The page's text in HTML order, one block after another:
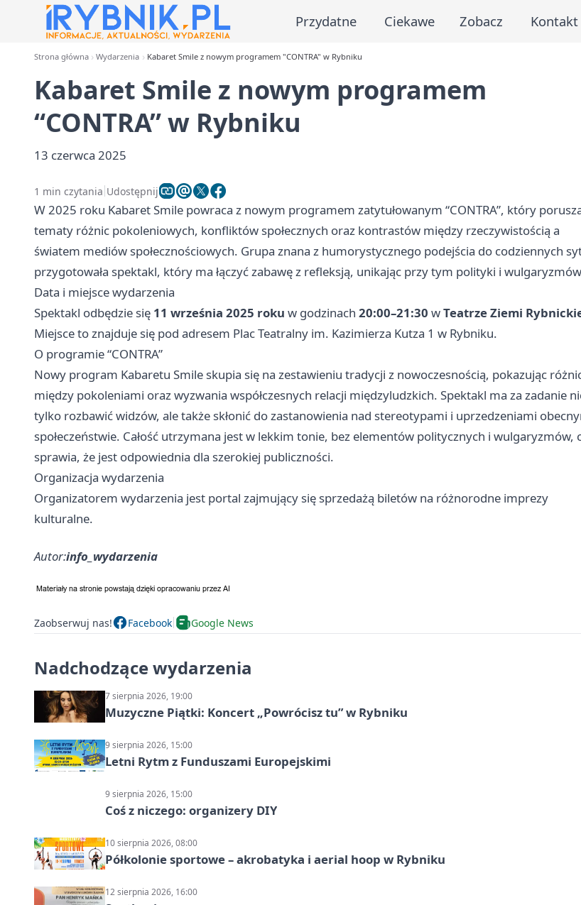
Przydatne Ciekawe Zobacz Kontakt
Strona główna Wydarzenia Kabaret Smile z nowym programem "CONTRA" w Rybniku
Kabaret Smile z nowym programem
“CONTRA” w Rybniku
13 czerwca 2025
1 min czytania Udostępnij
W 2025 roku Kabaret Smile powraca z nowym programem zatytułowanym “CONTRA”, który
tematy różnic pokoleniowych, konfliktów społecznych oraz kontrastów między rzeczywistością a
światem mediów społecznościowych. Grupa znana z humorystycznego podejścia do codziennych
przygotowała spektakl, który ma łączyć zabawę z refleksją, unikając przy tym polityki i
Data i miejsce wydarzenia
Spektakl odbędzie się 11 września 2025 roku w godzinach 20:00–21:30 wTeatrze Ziemi
Miejsce to znajduje się pod adresem Plac Teatralny im. Kazimierza Kutza 1 w Rybniku.
O programie “CONTRA”
Nowy program Kabaretu Smile skupia się na zestawieniu tradycji z nowoczesnością, pokazując
między pokoleniami oraz wyzwania współczesnych relacji międzyludzkich. Spektakl ma za zadanie
tylko rozbawić widzów, ale także skłonić do zastanowienia nad stereotypami i uprzedzeniami
społeczeństwie. Całość utrzymana jest w lekkim tonie, bez elementów politycznych i wulgaryzmów,
sprawia, że jest odpowiednia dla szerokiej publiczności.
Organizacja wydarzenia
Organizatorem wydarzenia jest portal zajmujący się sprzedażą biletów na różnorodne imprezy
kulturalne.
Autor:info_wydarzenia
Zaobserwuj nas! Facebook Google News
Nadchodzące wydarzenia
7 sierpnia 2026, 19:00
Muzyczne Piątki: Koncert „Powrócisz tu” w Rybniku
9 sierpnia 2026, 15:00
Letni Rytm z Funduszami Europejskimi
9 sierpnia 2026, 15:00
Coś z niczego: organizery DIY
10 sierpnia 2026, 08:00
Półkolonie sportowe – akrobatyka i aerial hoop w Rybniku
12 sierpnia 2026, 16:00